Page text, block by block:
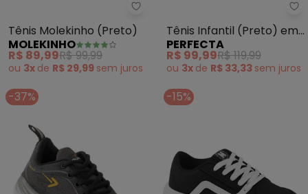
Molekinho - Tênis Molekinho
Tênis Molekinho (Preto)
MOLEKINHO
R$ 89,99R$ 99,99
ou 3x de R$ 29,99 sem juros
Tênis Infantil (Preto) em
Camurça Sintética
PERFECTA
R$ 99,99R$ 119,99
ou 3x de R$ 33,33 sem juros
-37% -15%